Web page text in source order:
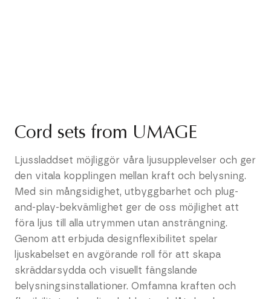
Cord sets from UMAGE
Ljussladdset möjliggör våra ljusupplevelser och ger
den vitala kopplingen mellan kraft och belysning.
Med sin mångsidighet, utbyggbarhet och plug-
and-play-bekvämlighet ger de oss möjlighet att
föra ljus till alla utrymmen utan ansträngning.
Genom att erbjuda designflexibilitet spelar
ljuskabelset en avgörande roll för att skapa
skräddarsydda och visuellt fängslande
belysningsinstallationer. Omfamna kraften och